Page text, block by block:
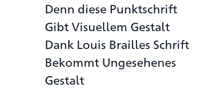
Denn diese Punktschrift
Gibt Visuellem Gestalt
Dank Louis Brailles Schrift
Bekommt Ungesehenes
Gestalt